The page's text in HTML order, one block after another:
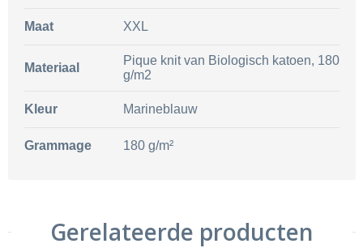
Maat XXL
Materiaal
Pique knit van Biologisch katoen, 180
g/m2
Kleur Marineblauw
Grammage 180 g/m²
Gerelateerde producten